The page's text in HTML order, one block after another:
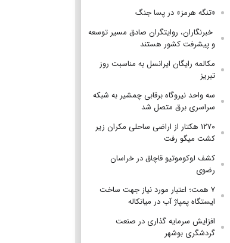
«تنگه هرمز» در پسا جنگ
‌ خبرنگاران، روایتگران صادق مسیر توسعه
و پیشرفت کشور هستند
مکالمه رایگان ایرانسل به مناسبت روز
تبریز
سه واحد نیروگاه برقابی چمشیر به شبکه
سراسری برق متصل شد
۱۲۷۰ هکتار از اراضی ساحلی مکران زیر
کشت میگو رفت
کشف لوکوموتیو قاچاق در خراسان
رضوی
۷ همت؛ اعتبار مورد نیاز جهت ساخت
ایستگاه پمپاژ آب در میانکاله
افزایش سرمایه گذاری در صنعت
گردشگری بوشهر